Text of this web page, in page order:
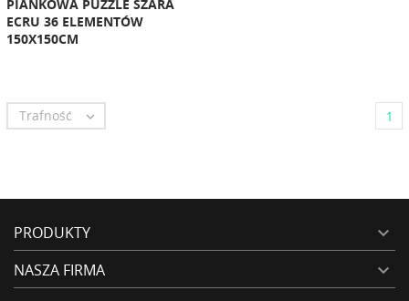
PIANKOWA PUZZLE SZARA
ECRU 36 ELEMENTÓW
150X150CM
Trafność  1
PRODUKTY 
NASZA FIRMA 